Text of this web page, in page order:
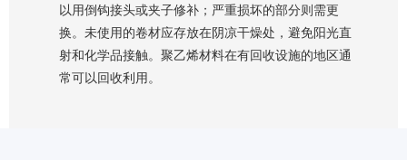
以用倒钩接头或夹子修补；严重损坏的部分则需更
换。未使用的卷材应存放在阴凉干燥处，避免阳光直
射和化学品接触。聚乙烯材料在有回收设施的地区通
常可以回收利用。